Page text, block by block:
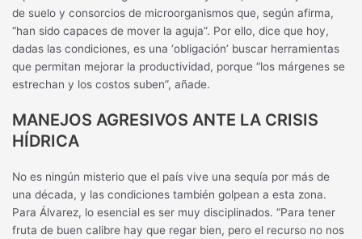
de suelo y consorcios de microorganismos que, según afirma,
“han sido capaces de mover la aguja”. Por ello, dice que hoy,
dadas las condiciones, es una ‘obligación’ buscar herramientas
que permitan mejorar la productividad, porque “los márgenes se
estrechan y los costos suben”, añade.
MANEJOS AGRESIVOS ANTE LA CRISIS
HÍDRICA
No es ningún misterio que el país vive una sequía por más de
una década, y las condiciones también golpean a esta zona.
Para Álvarez, lo esencial es ser muy disciplinados. “Para tener
fruta de buen calibre hay que regar bien, pero el recurso no nos